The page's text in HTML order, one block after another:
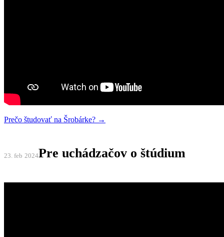
Prečo študovať na Šrobárke? →
23. feb 2024Pre uchádzačov o štúdium